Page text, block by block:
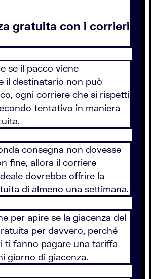
gratuita con i corrieri
se il pacco viene
il destinatario non può
ogni corriere che si rispetti
tentativo in maniera
consegna non dovesse
fine, allora il corriere
dovrebbe offrire la
di almeno una settimana.
per apire se la giacenza del
per davvero, perché
ti fanno pagare una tariffa
giorno di giacenza.